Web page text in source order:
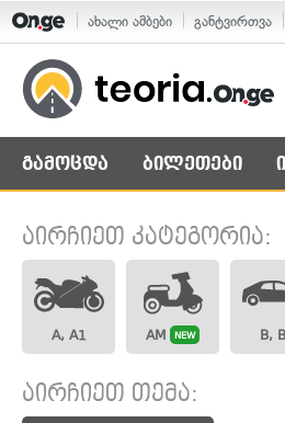
ახალი ამბები განტვირთვა
გამოცდა ბილეთები
აირჩიეთ კატეგორია:
A, A1 AM NEW B,
აირჩიეთ თემა: